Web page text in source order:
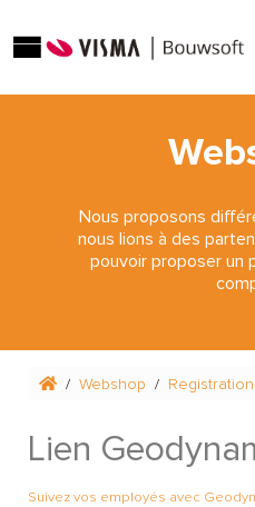
Nous proposons
nous lions à des
pouvoir proposer un
Webshop Registration
Lien
Suivez vos employés avec